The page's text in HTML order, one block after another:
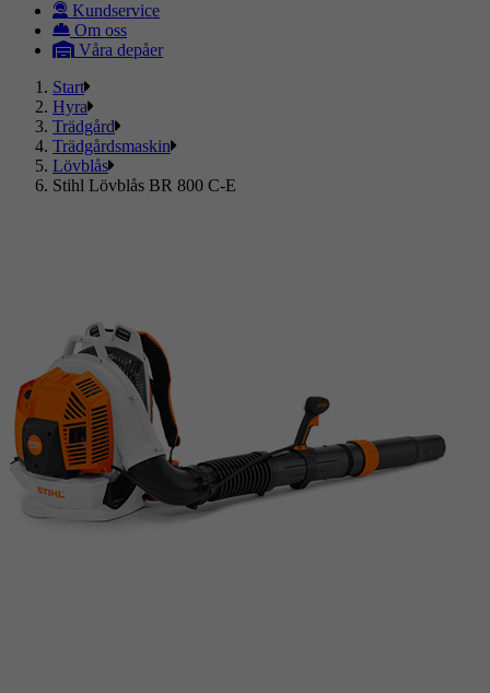
Kundservice
Om oss
Våra depåer
Start
Hyra
Trädgård
Trädgårdsmaskin
Lövblås
Stihl Lövblås BR 800 C-E